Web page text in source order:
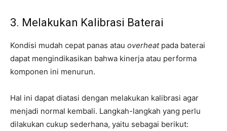
3. Melakukan Kalibrasi Baterai
Kondisi mudah cepat panas atau overheatpada baterai
dapat mengindikasikan bahwa kinerja atau performa
komponen ini menurun.
Hal ini dapat diatasi dengan melakukan kalibrasi agar
menjadi normal kembali. Langkah-langkah yang perlu
dilakukan cukup sederhana, yaitu sebagai berikut: